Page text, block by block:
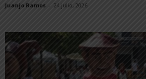
Juanjo Ramos - 24 julio, 2026